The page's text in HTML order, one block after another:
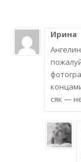
Ирина
сяк —